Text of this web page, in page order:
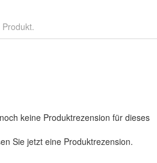
keine Produktrezension für dieses
Sie jetzt eine Produktrezension.